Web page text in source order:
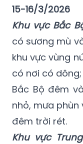
15-16/3/2026
Khu vực Bắc
có sương mù
khu vực vùng
có nơi có
Bắc Bộ đêm
nhỏ, mưa phùn
đêm trời rét.
Khu vực